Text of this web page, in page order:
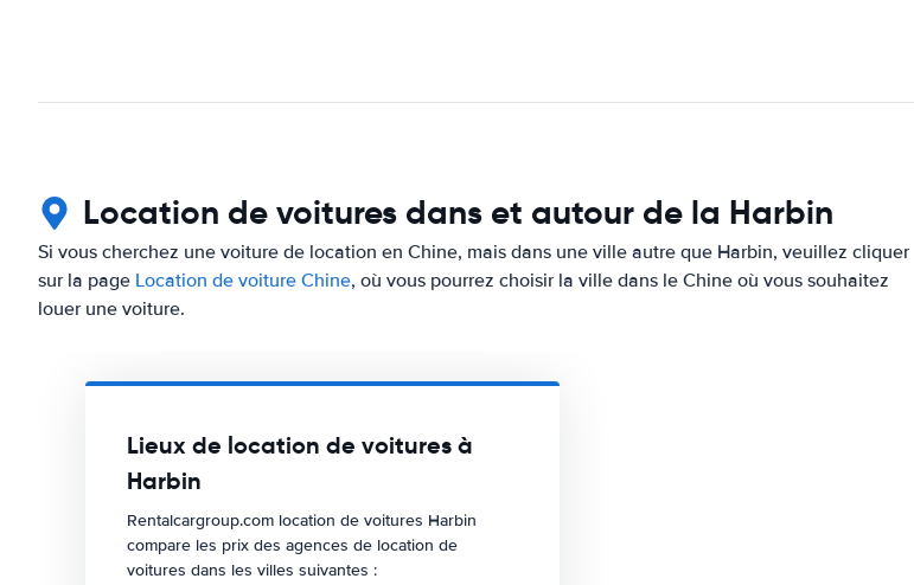
Location de voitures dans et autour de la Harbin
Si vous cherchez une voiture de location en Chine, mais dans une ville autre que Harbin, veuillez cliquer
sur la page Location de voiture Chine, où vous pourrez choisir la ville dans le Chine où vous souhaitez
louer une voiture.
Lieux de location de voitures à
Harbin
Rentalcargroup.com location de voitures Harbin
compare les prix des agences de location de
voitures dans les villes suivantes :